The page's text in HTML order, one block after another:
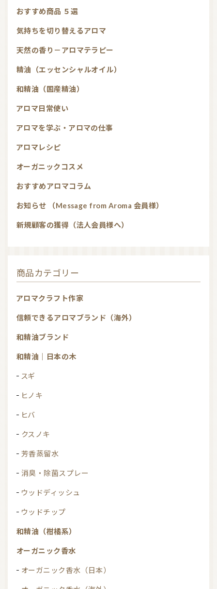
おすすめ商品 ５選
気持ちを切り替えるアロマ
天然の香り－アロマテラピー
精油（エッセンシャルオイル）
和精油（国産精油）
アロマ日常使い
アロマを学ぶ・アロマの仕事
アロマレシピ
オーガニックコスメ
おすすめアロマコラム
お知らせ （Message from Aroma 会員様）
新規顧客の獲得（法人会員様へ）
商品カテゴリー
アロマクラフト作家
信頼できるアロマブランド（海外）
和精油ブランド
和精油｜日本の木
スギ
ヒノキ
ヒバ
クスノキ
芳香蒸留水
消臭・除菌スプレー
ウッドディッシュ
ウッドチップ
和精油（柑橘系）
オーガニック香水
オーガニック香水（日本）